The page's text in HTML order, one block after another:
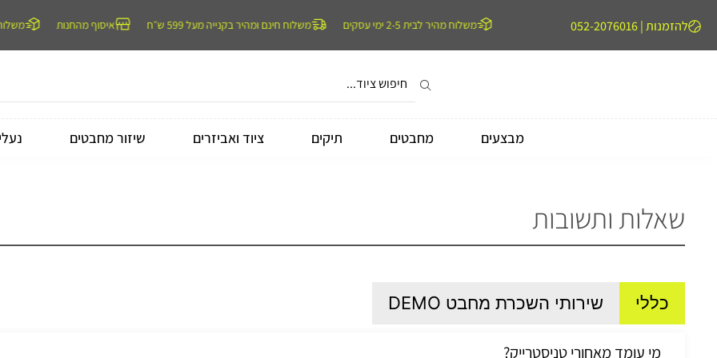
להזמנות | 052-2076016 משלוח מהיר איסוף מהחנות משלוח חינם ומהיר בקנייה מעל 599 ש״ח משלוח מהיר לבית 2-5 ימי עסקים איסוף מהחנות בקנייה מעל 599 ש״ח
מבצעים מחבטים תיקים ציוד ואביזרים שיזור מחבטים
שאלות ותשובות
כללי שירותי השכרת מחבט DEMO
מי עומד מאחורי טניסטרייק?